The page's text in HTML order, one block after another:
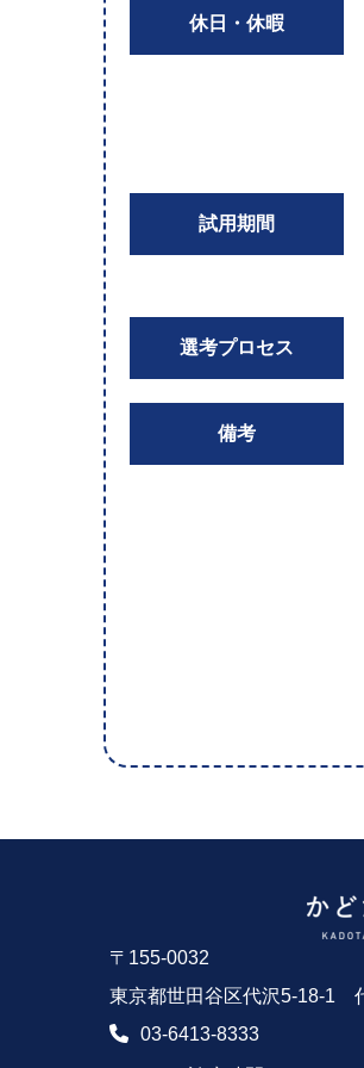
休日・休暇
試用期間
選考プロセス
備考
〒155-0032
東京都世田谷区代沢5-18-1
03-6413-8333